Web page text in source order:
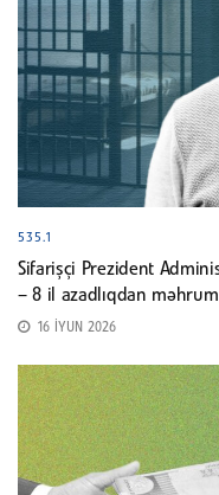
535.1
Sifarişçi Prezident
– 8 il azadlıqdan
16 İYUN 2026